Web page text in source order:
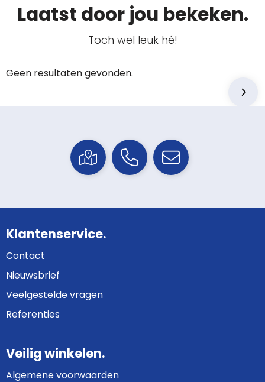
Laatst door jou bekeken.
Toch wel leuk hé!
Geen resultaten gevonden.
Klantenservice.
Contact
Nieuwsbrief
Veelgestelde vragen
Referenties
Veilig winkelen.
Algemene voorwaarden